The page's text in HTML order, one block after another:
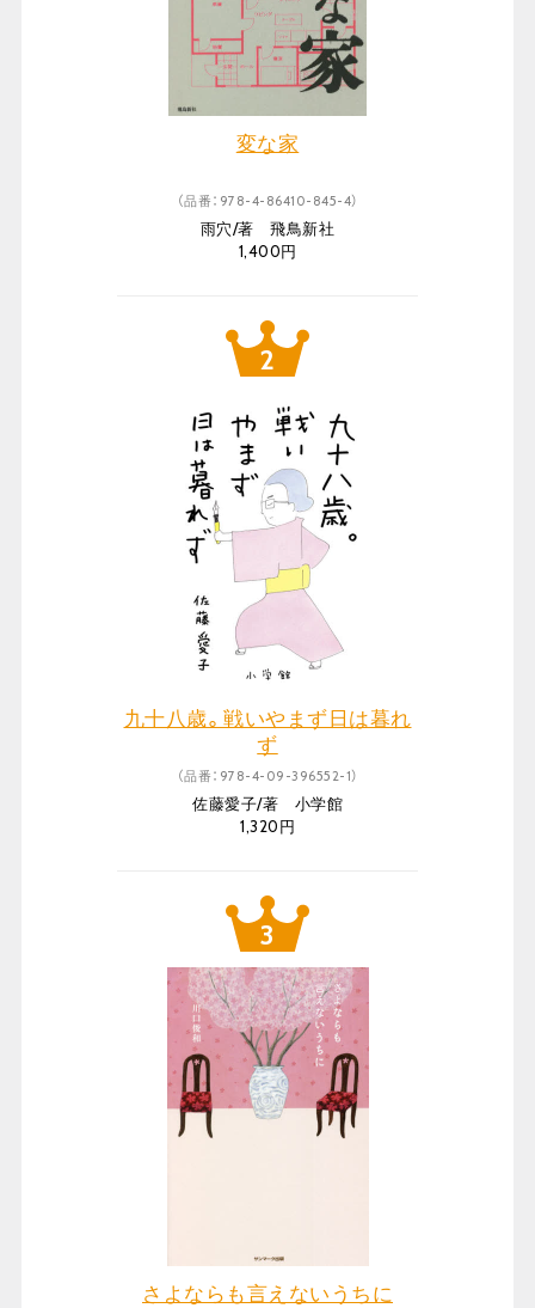
変な家
（品番：978-4-86410-845-4）
雨穴/著 飛鳥新社
1,400円
九十八歳。戦いやまず日は暮れ
ず
（品番：978-4-09-396552-1）
佐藤愛子/著 小学館
1,320円
さよならも言えないうちに